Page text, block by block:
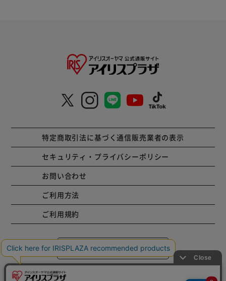
特定商取引法に基づく通信販売業者の表示
セキュリティ・プライバシーポリシー
お問い合わせ
ご利用方法
ご利用規約
コーポレートサイト